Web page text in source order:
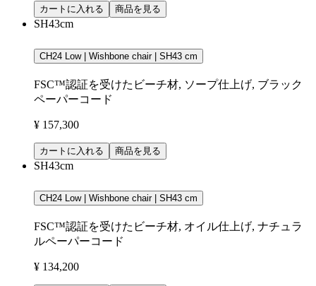
カートに入れる 商品を見る
SH43cm
CH24 Low | Wishbone chair | SH43 cm
FSC™認証を受けたビーチ材, ソープ仕上げ, ブラック
ペーパーコード
¥ 157,300
カートに入れる 商品を見る
SH43cm
CH24 Low | Wishbone chair | SH43 cm
FSC™認証を受けたビーチ材, オイル仕上げ, ナチュラ
ルペーパーコード
¥ 134,200